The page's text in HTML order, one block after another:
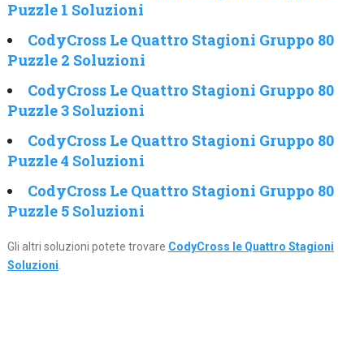
Puzzle 1 Soluzioni
CodyCross Le Quattro Stagioni Gruppo 80
Puzzle 2 Soluzioni
CodyCross Le Quattro Stagioni Gruppo 80
Puzzle 3 Soluzioni
CodyCross Le Quattro Stagioni Gruppo 80
Puzzle 4 Soluzioni
CodyCross Le Quattro Stagioni Gruppo 80
Puzzle 5 Soluzioni
Gli altri soluzioni potete trovare CodyCross le Quattro Stagioni
Soluzioni.